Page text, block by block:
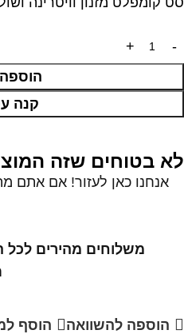
קנה
לא בטוחים שזה
אנחנו כאן לעזור! אם אתם
הוספה להשוואה
הוסף